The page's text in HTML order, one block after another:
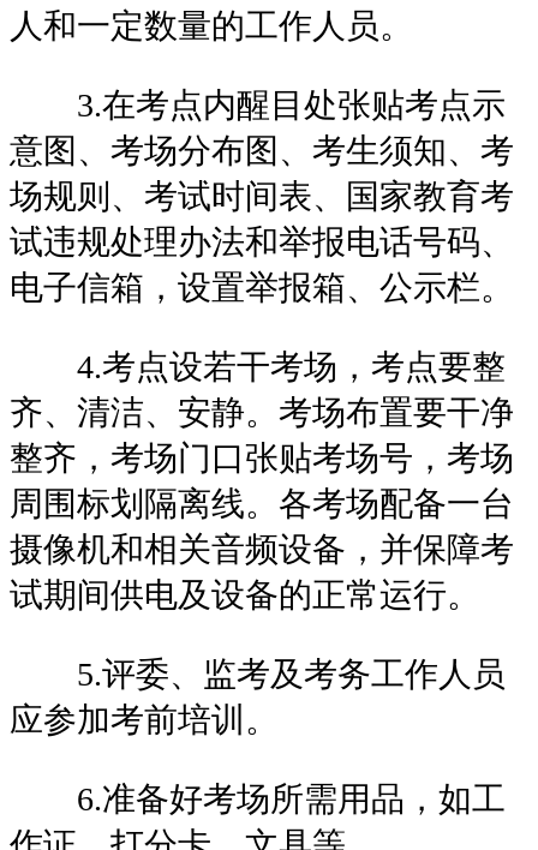
人和一定数量的工作人员。
3.在考点内醒目处张贴考点示
意图、考场分布图、考生须知、考
场规则、考试时间表、国家教育考
试违规处理办法和举报电话号码、
电子信箱，设置举报箱、公示栏。
4.考点设若干考场，考点要整
齐、清洁、安静。考场布置要干净
整齐，考场门口张贴考场号，考场
周围标划隔离线。各考场配备一台
摄像机和相关音频设备，并保障考
试期间供电及设备的正常运行。
5.评委、监考及考务工作人员
应参加考前培训。
6.准备好考场所需用品，如工